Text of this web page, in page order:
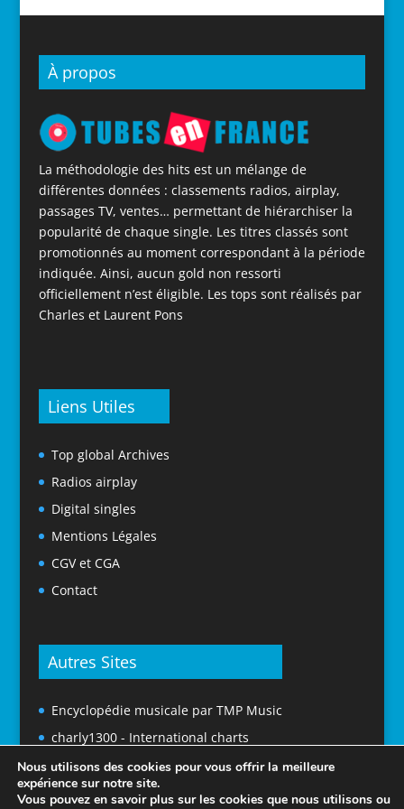
À propos
La méthodologie des hits est un mélange de
différentes données : classements radios, airplay,
passages TV, ventes… permettant de hiérarchiser la
popularité de chaque single. Les titres classés sont
promotionnés au moment correspondant à la période
indiquée. Ainsi, aucun gold non ressorti
officiellement n’est éligible. Les tops sont réalisés par
Charles et Laurent Pons
Liens Utiles
Top global Archives
Radios airplay
Digital singles
Mentions Légales
CGV et CGA
Contact
Autres Sites
Encyclopédie musicale par TMP Music
charly1300 - International charts
Nous utilisons des cookies pour vous offrir la meilleure
expérience sur notre site.
Vous pouvez en savoir plus sur les cookies que nous utilisons ou